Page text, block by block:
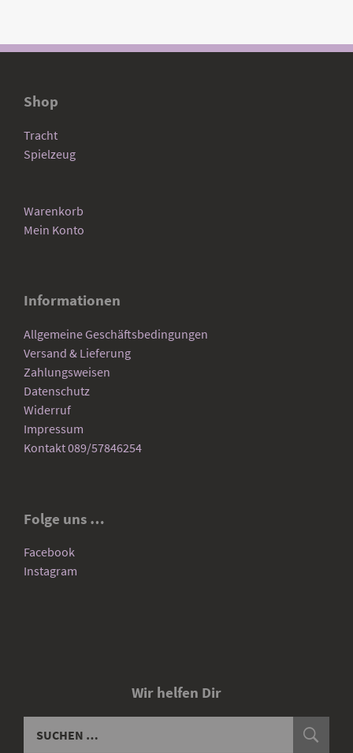
Shop
Tracht
Spielzeug
Warenkorb
Mein Konto
Informationen
Allgemeine Geschäftsbedingungen
Versand & Lieferung
Zahlungsweisen
Datenschutz
Widerruf
Impressum
Kontakt 089/57846254
Folge uns …
Facebook
Instagram
Wir helfen Dir